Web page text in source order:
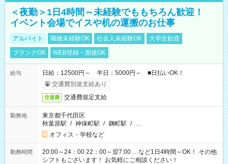
＜夜勤＞1日4時間～未経験でももちろん歓迎！
イベント会場でイスや机の運搬のお仕事
アルバイト 職種未経験OK 社会人未経験OK
大学生歓迎
ブランクOK
WEB登録・面接OK
給与
日給：12500円～ 半日：5000円～ ■日払いOK！
交通費別途支給あり
交通費 交通費規定支給
勤務地
東京都千代田区
秋葉原駅 / 神保町駅 / 麹町駅 / …
オフィス・学校など
勤務時間
20:00～24：00 22：00～翌7:00 …など1日4時間～OK！ その他
シフトもございます！ お気軽にご相談ください！